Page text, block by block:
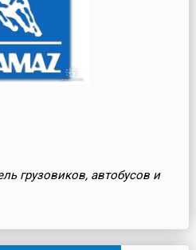
грузовиков, автобусов и